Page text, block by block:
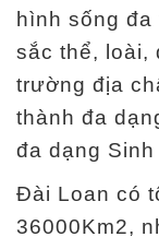
hình sống đa
sắc thể, loài,
trường địa
thành đa
đa dạng Sinh
Đài Loan có
36000Km2,